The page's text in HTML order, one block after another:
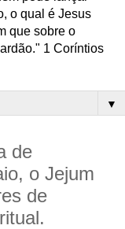
o qual é Jesus
que sobre o
1 Coríntios
▼
de
o Jejum
de